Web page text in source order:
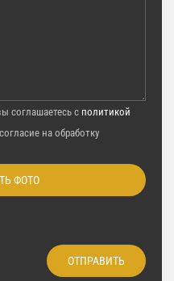
соглашаетесь с политикой
на обработку
ФОТО
ОТПРАВИТЬ